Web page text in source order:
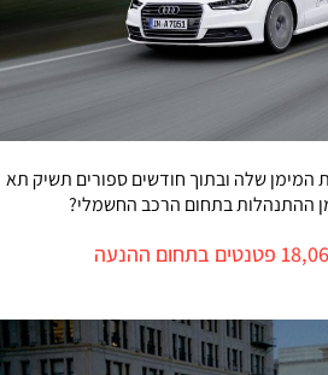
המימן שלה ובתוך חודשים ספורים תשיק תא
ההתנהלות בתחום הרכב החשמלי?
טויוטה מעניקה לעולם 18,060 פטנטים בתחום ההנעה